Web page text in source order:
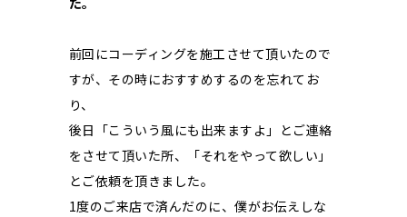
前回にコーディングを施工させて頂いたので
すが、その時におすすめするのを忘れてお
り、
後日「こういう風にも出来ますよ」とご連絡
をさせて頂いた所、「それをやって欲しい」
とご依頼を頂きました。
1度のご来店で済んだのに、僕がお伝えしな